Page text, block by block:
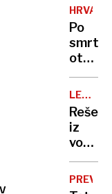
v
bližnji
vasi
in
že
možne
tudi
po
državi
Po
smrti
otroka
na
na
Rabu:
''Kaj
takega
se
LETOS
5
iz
vode
k